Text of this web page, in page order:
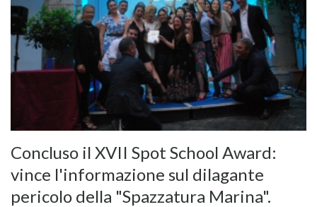
Concluso il XVII Spot School Award:
vince l'informazione sul dilagante
pericolo della "Spazzatura Marina".